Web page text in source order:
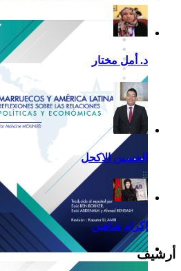
تقرير أمريكا اللاتينية لسنة
2013
Reflexiones
د. أمل مختار
الحسين الاكحل
إكرام شاهين
أرشيف